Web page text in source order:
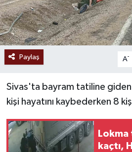
Paylaş A-
Sivas'ta bayram tatiline giden
kişi hayatını kaybederken 8
Lokma
kaçtı,